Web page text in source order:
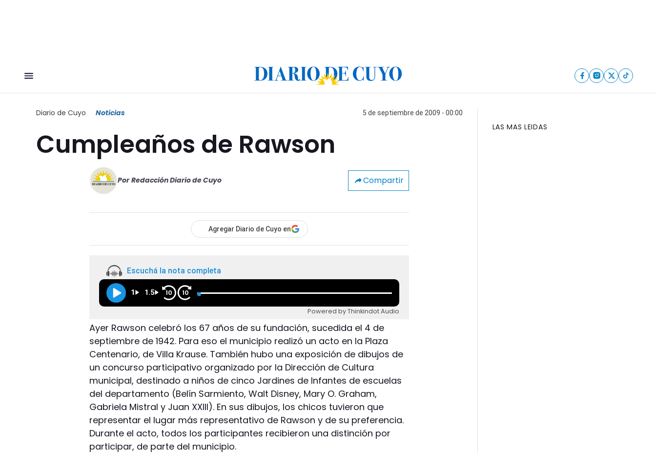
Diario de Cuyo Noticias 5 de septiembre de 2009 - 00:00
Cumpleaños de Rawson
Por Redacción Diario de Cuyo Compartir
Agregar Diario de Cuyo en
Escuchá la nota completa
1 1.5 10 10
Powered by Thinkindot Audio
Ayer Rawson celebró los 67 años de su fundación, sucedida el 4 de
septiembre de 1942. Para eso el municipio realizó un acto en la Plaza
Centenario, de Villa Krause. También hubo una exposición de dibujos de
un concurso participativo organizado por la Dirección de Cultura
municipal, destinado a niños de cinco Jardines de Infantes de escuelas
del departamento (Belín Sarmiento, Walt Disney, Mary O. Graham,
Gabriela Mistral y Juan XXIII). En sus dibujos, los chicos tuvieron que
representar el lugar más representativo de Rawson y de su preferencia.
Durante el acto, todos los participantes recibieron una distinción por
participar, de parte del municipio.
LAS MAS LEIDAS